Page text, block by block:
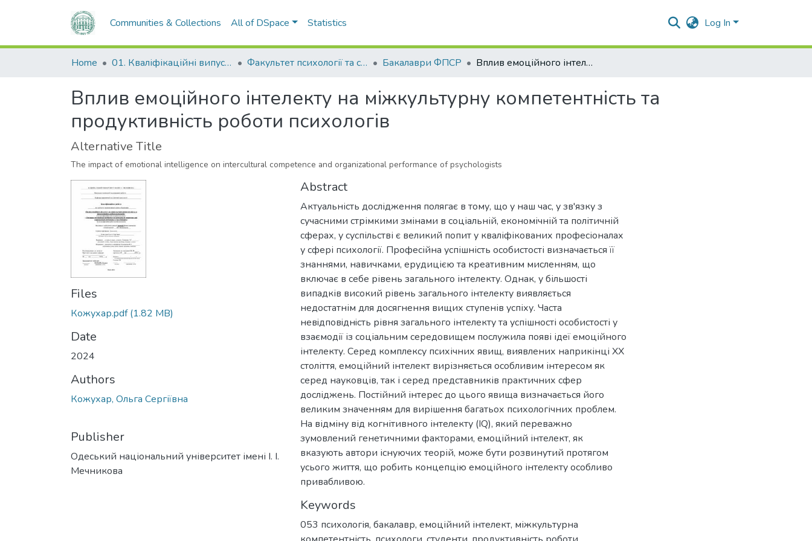
Communities & Collections All of DSpace Statistics Log In
Home 01. Кваліфікаційні випускні роботи здобувачів вищої освіти Факультет психології та соціальної роботи Бакалаври ФПСР Вплив емоційного інтелекту на міжкультурну компетентність та продуктивність роботи психологів
Вплив емоційного інтелекту на міжкультурну компетентність та
продуктивність роботи психологів
Alternative Title
The impact of emotional intelligence on intercultural competence and organizational performance of psychologists
Files
Кожухар.pdf(1.82 MB)
Date
2024
Authors
Кожухар, Ольга Сергіївна
Publisher
Одеський національний університет імені І. І.
Мечникова
Abstract
Актуальність дослідження полягає в тому, що у наш час, у зв'язку з
сучасними стрімкими змінами в соціальній, економічній та політичній
сферах, у суспільстві є великий попит у кваліфікованих професіоналах
у сфері психології. Професійна успішність особистості визначається її
знаннями, навичками, ерудицією та креативним мисленням, що
включає в себе рівень загального інтелекту. Однак, у більшості
випадків високий рівень загального інтелекту виявляється
недостатнім для досягнення вищих ступенів успіху. Часта
невiдповiднiсть рівня загального інтелекту та успішності особистості у
взаємодії із соціальним середовищем послужила появі ідеї емоційного
інтелекту. Серед комплексу психічних явищ, виявлених наприкінці XX
століття, емоційний інтелект вирізняється особливим інтересом як
серед науковців, так і серед представників практичних сфер
досліджень. Постійний інтерес до цього явища визначається його
великим значенням для вирішення багатьох психологічних проблем.
На відміну від когнітивного інтелекту (IQ), який переважно
зумовлений генетичними факторами, емоційний інтелект, як
вказують автори існуючих теорій, може бути розвинутий протягом
усього життя, що робить концепцію емоційного інтелекту особливо
привабливою.
Keywords
053 психологія, бакалавр, емоційний інтелект, міжкультурна